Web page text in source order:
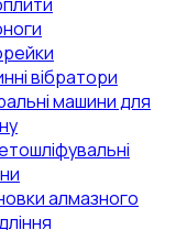
вібратори
машини для
алмазного